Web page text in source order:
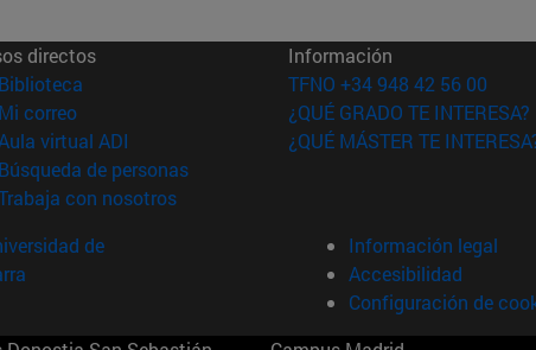
directos
Biblioteca (abre en nueva ventana)
Mi correo(abre en nueva ventana)
virtual ADI (abre en nueva ventana)
Búsqueda de personas(abre en nueva ventana)
con nosotros(abre en nueva ventana)
Información
TFNO +34 948 42 56 00
¿QUÉ GRADO TE INTERESA?
¿QUÉ MÁSTER TE
de
Información legal
Accesibilidad
Configuración de